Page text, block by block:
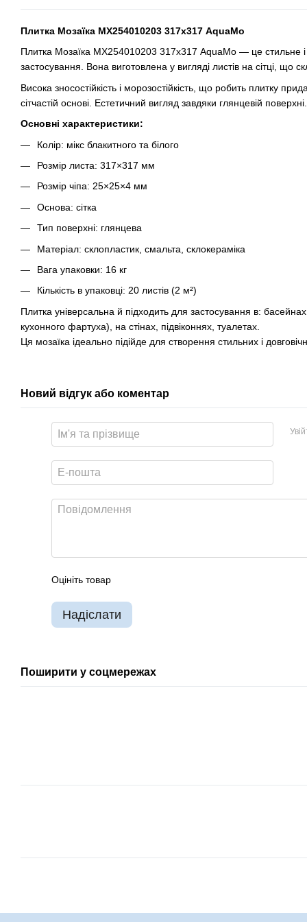
Плитка Мозаїка MX254010203 317х317 AquaMo
Плитка Мозаїка MX254010203 317х317 AquaMo — це стильне і
застосування. Вона виготовлена у вигляді листів на сітці, що
Висока зносостійкість і морозостійкість, що робить плитку
сітчастій основі. Естетичний вигляд завдяки глянцевій
Основні характеристики:
Колір: мікс блакитного та білого
Розмір листа: 317×317 мм
Розмір чіпа: 25×25×4 мм
Основа: сітка
Тип поверхні: глянцева
Матеріал: склопластик, смальта, склокераміка
Вага упаковки: 16 кг
Кількість в упаковці: 20 листів (2 м²)
Плитка універсальна й підходить для застосування в:
кухонного фартуха), на стінах, підвіконнях, туалетах.
Ця мозаїка ідеально підійде для створення стильних і
Новий відгук або коментар
Оцініть товар
Надіслати
Поширити у соцмережах